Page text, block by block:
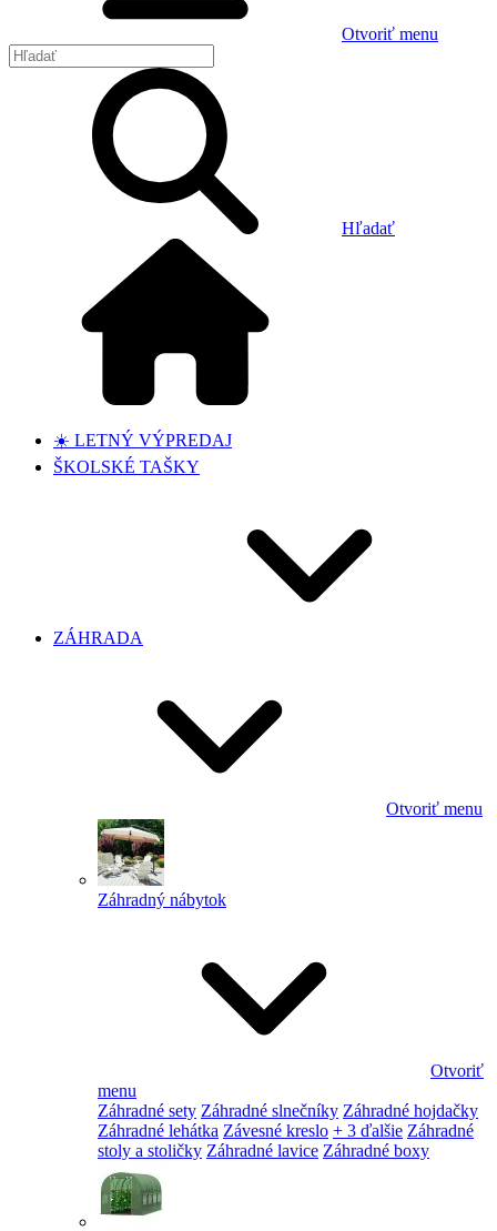
Otvoriť menu
Hľadať
☀️ LETNÝ VÝPREDAJ
ŠKOLSKÉ TAŠKY
ZÁHRADA
Otvoriť menu
Záhradný nábytok
Otvoriť
menu
Záhradné sety Záhradné slnečníky Záhradné hojdačky
Záhradné lehátka Závesné kreslo + 3 ďalšie Záhradné
stoly a stoličky Záhradné lavice Záhradné boxy